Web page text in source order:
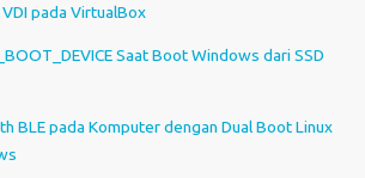
pada VirtualBox
Saat Boot Windows dari SSD
BLE pada Komputer dengan Dual Boot Linux